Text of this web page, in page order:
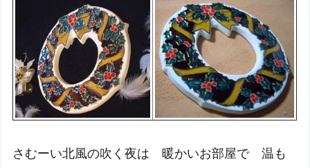
さむーい北風の吹く夜は 暖かいお部屋で 温も